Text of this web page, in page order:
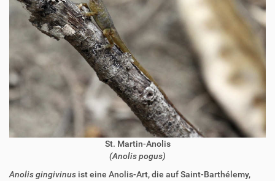
St. Martin-Anolis
(Anolis pogus)
Anolis gingivinus ist eine Anolis-Art, die auf Saint-Barthélemy,